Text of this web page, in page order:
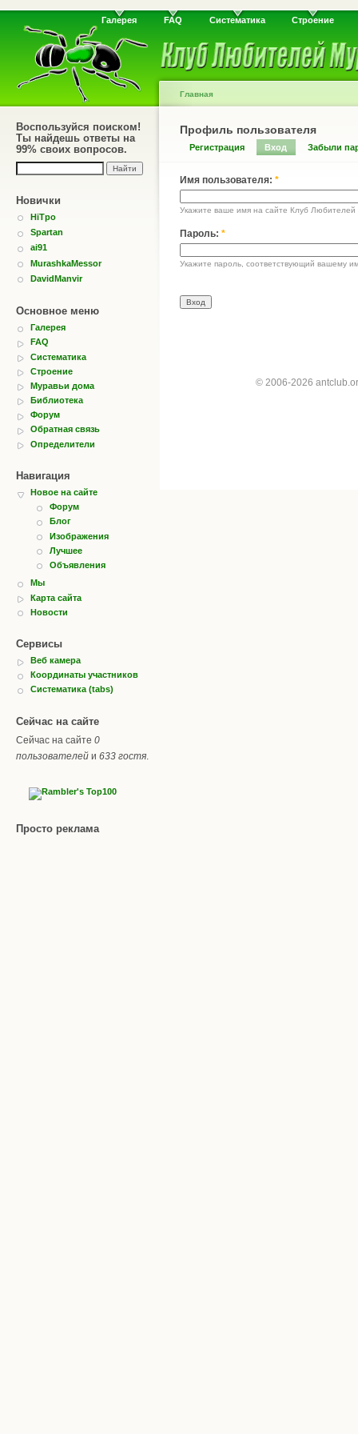
Галерея FAQ Систематика Строение
Воспользуйся поиском!
Ты найдешь ответы на
99% своих вопросов.
Новички
HiTpo
Spartan
ai91
MurashkaMessor
DavidManvir
Основное меню
Галерея
FAQ
Систематика
Строение
Муравьи дома
Библиотека
Форум
Обратная связь
Определители
Навигация
Новое на сайте
Форум
Блог
Изображения
Лучшее
Объявления
Мы
Карта сайта
Новости
Сервисы
Веб камера
Координаты участников
Систематика (tabs)
Сейчас на сайте
Сейчас на сайте 0
пользователей и 633 гостя.
Просто реклама
Главная
Профиль пользователя
Регистрация Вход Забыли
Имя пользователя: *
Укажите ваше имя на сайте Клуб Любителей
Пароль: *
Укажите пароль, соответствующий вашему
© 2006-2026